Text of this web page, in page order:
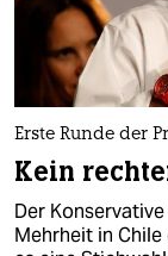
Erste Runde der
Kein
Der
Mehrheit in